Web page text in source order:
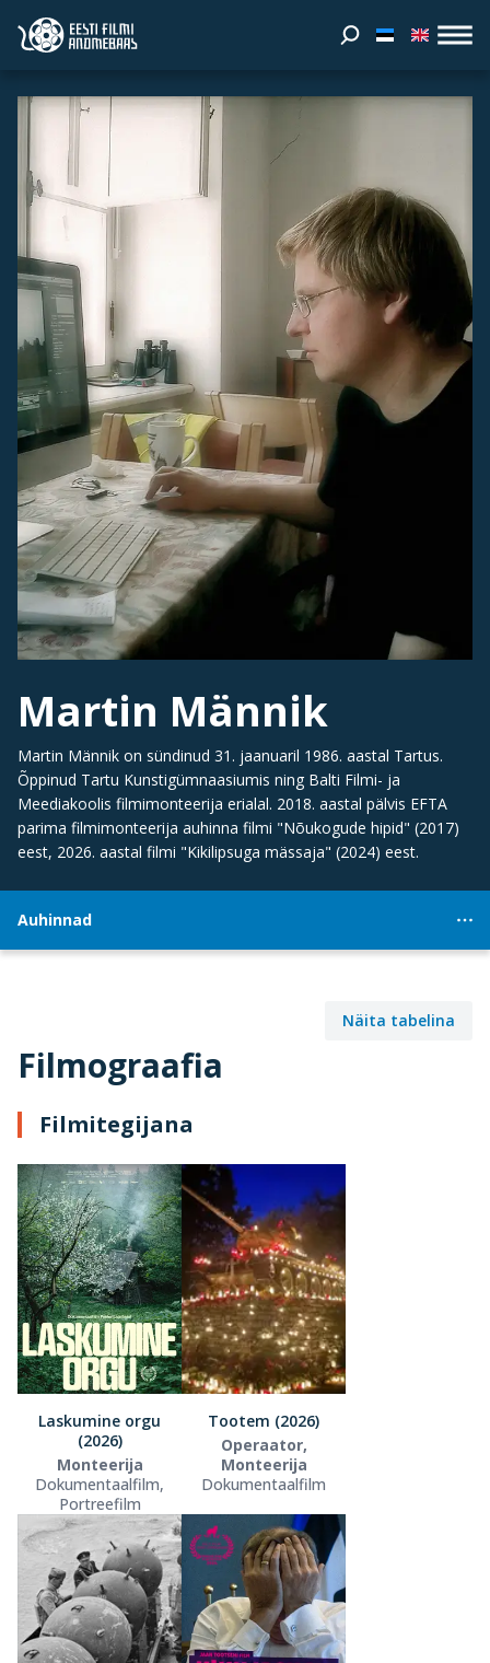
Martin Männik
Martin Männik on sündinud 31. jaanuaril 1986. aastal Tartus.
Õppinud Tartu Kunstigümnaasiumis ning Balti Filmi- ja
Meediakoolis filmimonteerija erialal. 2018. aastal pälvis EFTA
parima filmimonteerija auhinna filmi "Nõukogude hipid" (2017)
eest, 2026. aastal filmi "Kikilipsuga mässaja" (2024) eest.
Auhinnad
Filmograafia
Näita tabelina
Filmitegijana
Laskumine orgu
(2026)
Monteerija
Dokumentaalfilm,
Portreefilm
Tootem (2026)
Operaator,
Monteerija
Dokumentaalfilm